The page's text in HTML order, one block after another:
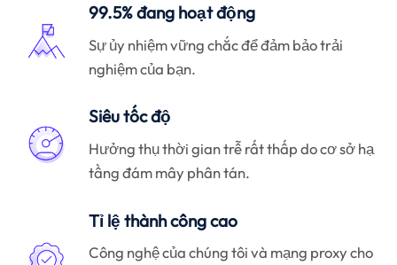
99.5% đang hoạt động
Sự ủy nhiệm vững chắc để đảm bảo trải
nghiệm của bạn.
Siêu tốc độ
Hưởng thụ thời gian trễ rất thấp do cơ sở hạ
tầng đám mây phân tán.
Tỉ lệ thành công cao
Công nghệ của chúng tôi và mạng proxy cho